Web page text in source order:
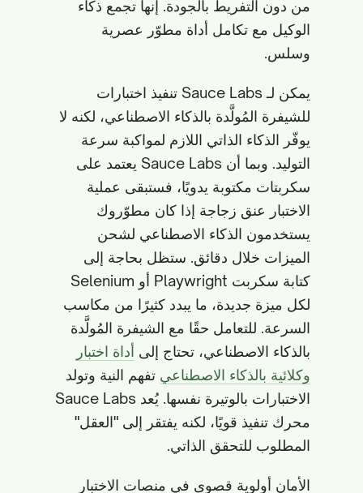
من دون التفريط بالجودة. إنها تجمع ذكاء
الوكيل مع تكامل أداة مطوّر عصرية
وسلس.
يمكن لـ Sauce Labs تنفيذ اختبارات
للشيفرة المُولَّدة بالذكاء الاصطناعي، لكنه لا
يوفّر الذكاء الذاتي اللازم لمواكبة سرعة
التوليد. وبما أن Sauce Labs يعتمد على
سكربتات مكتوبة يدويًا، فستبقى عملية
الاختبار عنق زجاجة إذا كان مطوّروك
يستخدمون الذكاء الاصطناعي لشحن
الميزات خلال دقائق. ستظل بحاجة إلى
كتابة سكربت Playwright أو Selenium
لكل ميزة جديدة، ما يبدد كثيرًا من مكاسب
السرعة. للتعامل حقًا مع الشيفرة المُولَّدة
بالذكاء الاصطناعي، تحتاج إلى أداة اختبار
وكلائية بالذكاء الاصطناعي تفهم النية وتولد
الاختبارات بالوتيرة نفسها. يُعد Sauce Labs
محرك تنفيذ قويًا، لكنه يفتقر إلى "العقل"
المطلوب للتحقق الذاتي.
الأمان أولوية قصوى في منصات الاختبار